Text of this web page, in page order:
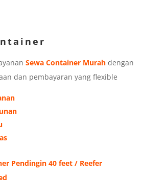
Sewa Container Murah dengan
dan pembayaran yang flexible
Pendingin 40 feet / Reefer